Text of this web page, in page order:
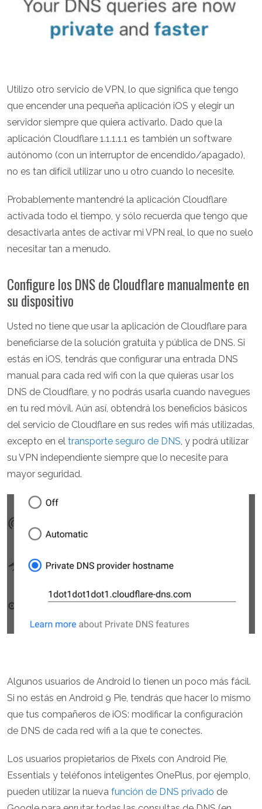
Utilizo otro servicio de VPN, lo que significa que tengo
que encender una pequeña aplicación iOS y elegir un
servidor siempre que quiera activarlo. Dado que la
aplicación Cloudflare 1.1.1.1.1 es también un software
autónomo (con un interruptor de encendido/apagado),
no es tan difícil utilizar uno u otro cuando lo necesite.
Probablemente mantendré la aplicación Cloudflare
activada todo el tiempo, y sólo recuerda que tengo que
desactivarla antes de activar mi VPN real, lo que no suelo
necesitar tan a menudo.
Configure los DNS de Cloudflare manualmente en
su dispositivo
Usted no tiene que usar la aplicación de Cloudflare para
beneficiarse de la solución gratuita y pública de DNS. Si
estás en iOS, tendrás que configurar una entrada DNS
manual para cada red wifi con la que quieras usar los
DNS de Cloudflare, y no podrás usarla cuando navegues
en tu red móvil. Aún así, obtendrá los beneficios básicos
del servicio de Cloudflare en sus redes wifi más utilizadas,
excepto en el transporte seguro de DNS , y podrá utilizar
su VPN independiente siempre que lo necesite para
mayor seguridad.
Algunos usuarios de Android lo tienen un poco más fácil.
Si no estás en Android 9 Pie, tendrás que hacer lo mismo
que tus compañeros de iOS: modificar la configuración
de DNS de cada red wifi a la que te conectes.
Los usuarios propietarios de Pixels con Android Pie,
Essentials y teléfonos inteligentes OnePlus, por ejemplo,
pueden utilizar la nueva función de DNS privado de